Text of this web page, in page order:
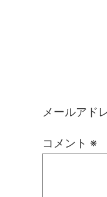
メールアド
コメント ※